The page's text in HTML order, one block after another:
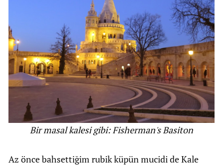
Bir masal kalesi gibi: Fisherman's Basiton
Az önce bahsettiğim rubik küpün mucidi de Kale